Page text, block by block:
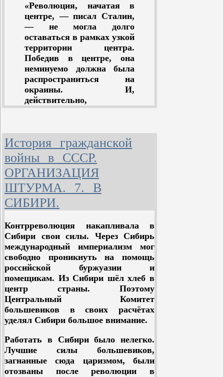
«Революция, начатая в
центре, — писал Сталин,
— не могла долго
оставаться в рамках узкой
территории центра.
Победив в центре, она
неминуемо должна была
распространиться на
окраины. И,
действительно,
революционная волна с
переворота разлилась по
всей России, захватывая
окраину за окраиной»
1
Но в национальных районах и на
окраинах страны на пути
установления советской власти
стоял ряд серьёзнейших
трудностей. Ещё до победы
Октябрьской революции в центре,
на Украине и на Северном Кавказе,
в Крыму и в Закавказье, в
Туркестане и на Дальнем Востоке
концентрировались все силы
контрреволюции, готовые к
смертельной схватке с
побеждающей советской властью.
пролетарской революции в
национальных районах и на
окраинах страны приобретала более
ожесточённый и более длительный
История гражданской
войны в СССР.
ОРГАНИЗАЦИЯ
ШТУРМА. 7. В
СИБИРИ.
Контрреволюция накапливала в
Сибири свои силы. Через Сибирь
международный империализм мог
свободно проникнуть на помощь
российской буржуазии и
помещикам. Из Сибири шёл хлеб в
центр страны. Поэтому
Центральный Комитет
большевиков в своих расчётах
уделял Сибири большое внимание.
Работать в Сибири было нелегко.
Лучшие силы большевиков,
загнанные сюда царизмом, были
отозваны после революции в